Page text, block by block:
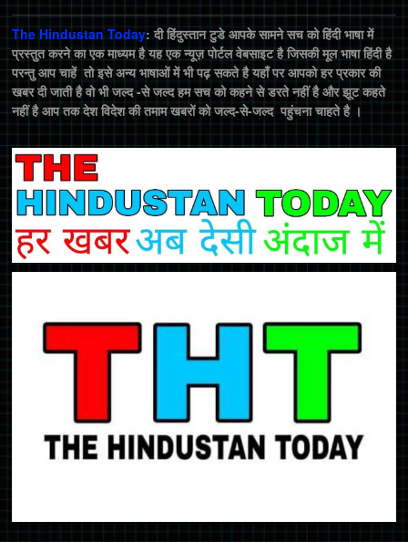
The Hindustan Today: दी हिंदुस्तान टुडे आपके सामने सच को हिंदी भाषा में
प्रस्तुत करने का एक माध्यम है यह एक न्यूज़ पोर्टल वेबसाइट है जिसकी मूल भाषा हिंदी है
परन्तु आप चाहें तो इसे अन्य भाषाओं में भी पढ़ सकते है यहाँ पर आपको हर प्रकार की
खबर दी जाती है वो भी जल्द -से जल्द हम सच को कहने से डरते नहीं है और झूट कहते
नहीं है आप तक देश विदेश की तमाम खबरों को जल्द-से-जल्द पहुंचना चाहते है ।